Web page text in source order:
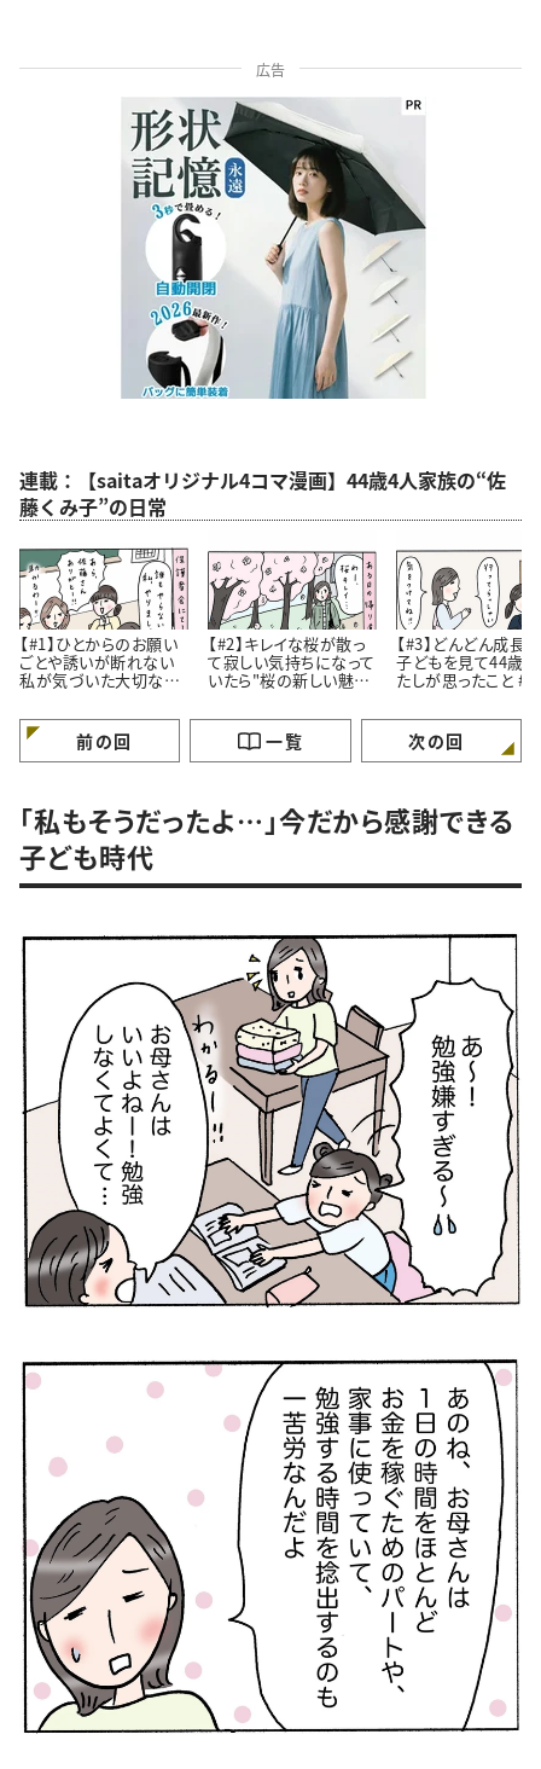
広告
連載：【saitaオリジナル4コマ漫画】44歳4人家族の“佐
藤くみ子”の日常
【#1】ひとからのお願い
ごとや誘いが断れない
私が気づいた大切なこ
【#2】キレイな桜が散っ
て寂しい気持ちになって
いたら"桜の新しい魅
#4コマ漫画
【#3】どんどん成長
子どもを見て44歳
たしが思ったこと #4コ
前の回 一覧 次の回
「私もそうだったよ…」今だから感謝できる
子ども時代